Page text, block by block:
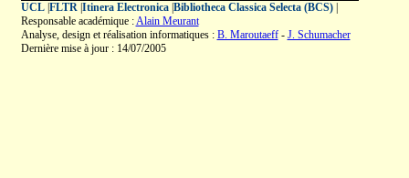
UCL| FLTR| Itinera Electronica| Bibliotheca Classica Selecta (BCS)|
Responsable académique :Alain Meurant
Analyse, design et réalisation informatiques : B. Maroutaeff- J. Schumacher
Dernière mise à jour : 14/07/2005